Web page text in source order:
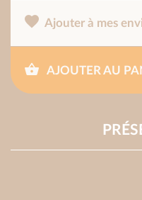
Ajouter à mes
AJOUTER AU